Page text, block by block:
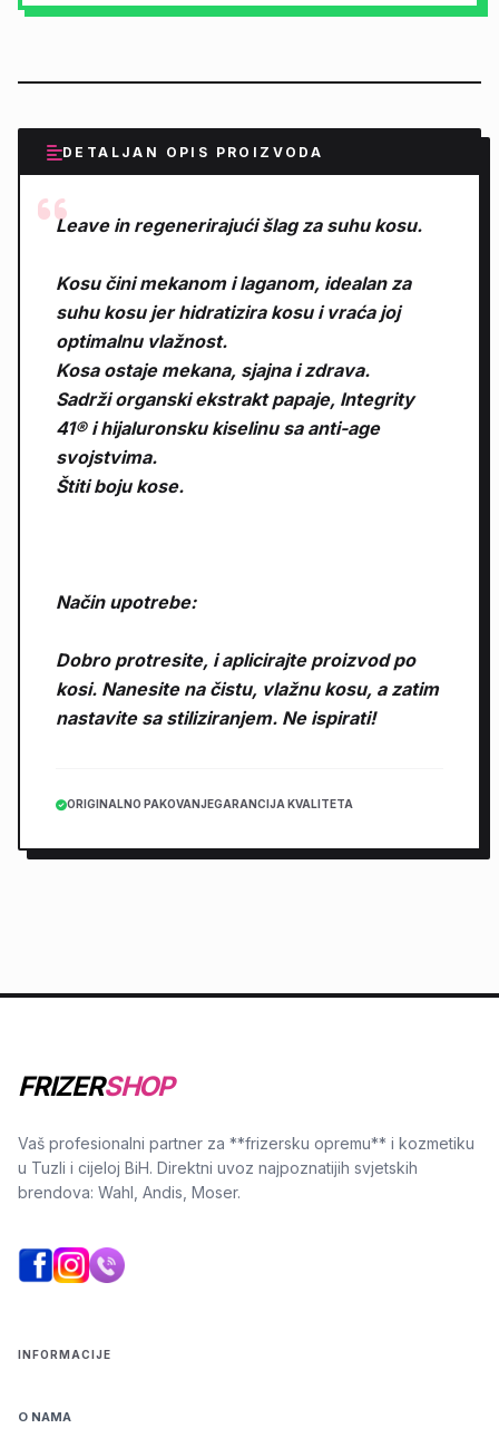
DETALJAN OPIS PROIZVODA
Leave in regenerirajući šlag za suhu kosu.
Kosu čini mekanom i laganom, idealan za
suhu kosu jer hidratizira kosu i vraća joj
optimalnu vlažnost.
Kosa ostaje mekana, sjajna i zdrava.
Sadrži organski ekstrakt papaje, Integrity
41® i hijaluronsku kiselinu sa anti-age
svojstvima.
Štiti boju kose.
Način upotrebe:
Dobro protresite, i aplicirajte proizvod po
kosi. Nanesite na čistu, vlažnu kosu, a zatim
nastavite sa stiliziranjem. Ne ispirati!
ORIGINALNO PAKOVANJEGARANCIJA KVALITETA
FRIZERSHOP
Vaš profesionalni partner za **frizersku opremu** i kozmetiku
u Tuzli i cijeloj BiH. Direktni uvoz najpoznatijih svjetskih
brendova: Wahl, Andis, Moser.
INFORMACIJE
O NAMA